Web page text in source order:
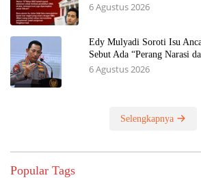
6 Agustus 2026
Edy Mulyadi Soroti Isu
Sebut Ada “Perang Narasi
6 Agustus 2026
Selengkapnya
Popular Tags